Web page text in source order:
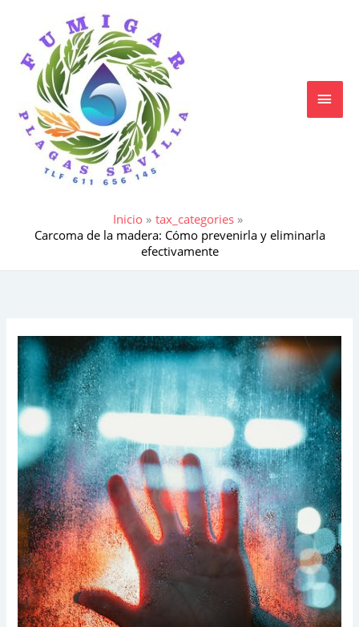
contenido
Inicio
tax_categories
Carcoma de la madera: Cómo prevenirla y eliminarla
efectivamente